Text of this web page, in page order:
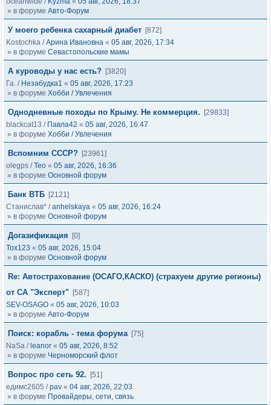
» в форуме Авто-Форум
У моего ребенка сахарный диабет [872]
Kostochka /Арина Ивановна « 05 авг, 2026, 17:34
» в форуме Севастопольские мамы
А куроводы у нас есть? [3820]
Га. / Незабудка1 « 05 авг, 2026, 17:23
» в форуме Хобби / Увлечения
Однодневные походы по Крыму. Не коммерция.
[29833]
blackcat13 / Павла42 « 05 авг, 2026, 16:47
» в форуме Хобби / Увлечения
Вспомним СССР? [23961]
olegps /Тео « 05 авг, 2026, 16:36
» в форуме Основной форум
Банк ВТБ [2121]
Станислав* /anhelskaya « 05 авг, 2026, 16:24
» в форуме Основной форум
Догазификация
[0]
Tox123 « 05 авг, 2026, 15:04
» в форуме Основной форум
Re: Автострахование (ОСАГО,КАСКО) (страхуем другие регионы)
от СА "Эксперт" [587]
SEV-OSAGO « 05 авг, 2026, 10:03
» в форуме Авто-Форум
Поиск: корабль - тема форума [75]
NaSa / leanor « 05 авг, 2026, 8:52
» в форуме Черноморский флот
Вопрос про сеть 92.
[51]
едимс2605 /pav « 04 авг, 2026, 22:03
» в форуме Провайдеры, сети, связь